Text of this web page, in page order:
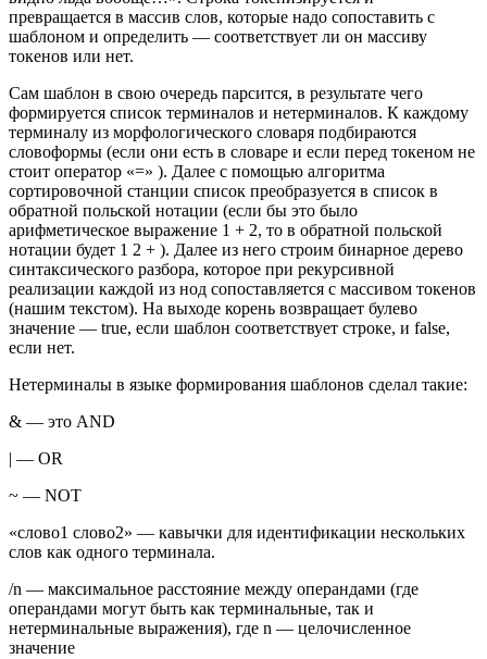
превращается в массив слов, которые надо сопоставить с
шаблоном и определить — соответствует ли он массиву
токенов или нет.
Сам шаблон в свою очередь парсится, в результате чего
формируется список терминалов и нетерминалов. К каждому
терминалу из морфологического словаря подбираются
словоформы (если они есть в словаре и если перед токеном не
стоит оператор «=» ). Далее с помощью алгоритма
сортировочной станции список преобразуется в список в
обратной польской нотации (если бы это было
арифметическое выражение 1 + 2, то в обратной польской
нотации будет 1 2 + ). Далее из него строим бинарное дерево
синтаксического разбора, которое при рекурсивной
реализации каждой из нод сопоставляется с массивом токенов
(нашим текстом). На выходе корень возвращает булево
значение — true, если шаблон соответствует строке, и false,
если нет.
Нетерминалы в языке формирования шаблонов сделал такие:
& — это AND
| — OR
~ — NOT
«слово1 слово2» — кавычки для идентификации нескольких
слов как одного терминала.
/n — максимальное расстояние между операндами (где
операндами могут быть как терминальные, так и
нетерминальные выражения), где n — целочисленное
значение